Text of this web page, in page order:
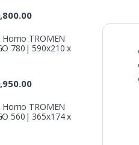
Horno TROMEN
780| 590x210 x
Horno TROMEN
560| 365x174 x